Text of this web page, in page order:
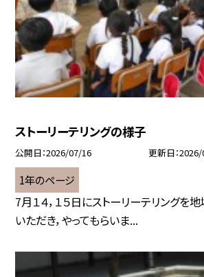
ストーリーテリングの様子
公開日 2026/07/16 更新日
1年のページ
7月１４，１５日にストーリーテリングを
いただき，やってもらいま...